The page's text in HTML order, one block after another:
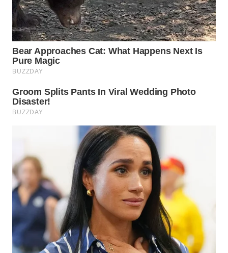
WN
INDRAMAYU
WN
KUNINGAN
WN
MAJALENGKA
WN
SUKABUMI
WN
PURWAKARTA
WN